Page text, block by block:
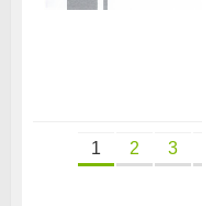
1 2 3